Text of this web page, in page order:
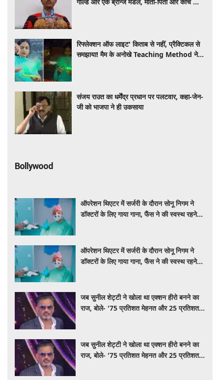
रिफ्लेक्शन ऑफ लाइट' किताब से नहीं, प्रैक्टिकल से
समझाया! मैम के अनोखे Teaching Method ने
संजय राउत का धर्मेंद्र प्रधान पर पलटवार, कहा-जेन-
जी को भाजपा ने ही उकसाया
Bollywood
ऑपरेशन थिएटर में सर्जरी के दौरान सोनू निगम ने
डॉक्टरों के लिए गाया गाना, फैंस ने की स्वस्थ रहने
ऑपरेशन थिएटर में सर्जरी के दौरान सोनू निगम ने
डॉक्टरों के लिए गाया गाना, फैंस ने की स्वस्थ रहने
जब सुनील शेट्टी ने खोला था एक्शन हीरो बनने का
राज, बोले- '75 प्रतिशत मेहनत और 25 प्रतिशत
जब सुनील शेट्टी ने खोला था एक्शन हीरो बनने का
राज, बोले- '75 प्रतिशत मेहनत और 25 प्रतिशत